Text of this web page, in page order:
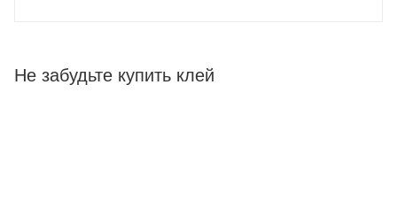
Не забудьте купить клей